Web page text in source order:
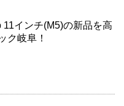
インチ(M5)の新品を高
ク岐阜！